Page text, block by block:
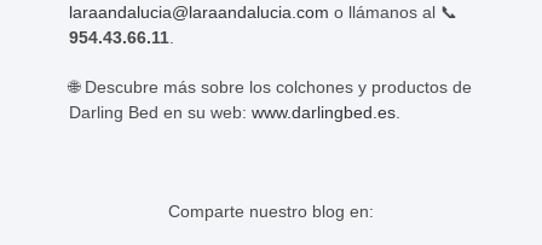
laraandalucia@laraandalucia.com o llámanos al 📞
954.43.66.11.
🌐 Descubre más sobre los colchones y productos de
Darling Bed en su web: www.darlingbed.es.
Comparte nuestro blog en: